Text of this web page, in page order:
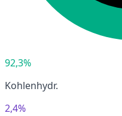
92,3%
Kohlenhydr.
2,4%